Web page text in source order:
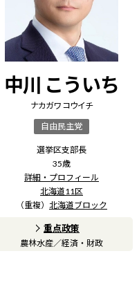
中川 こういち
ナカガワ コウイチ
自由民主党
選挙区支部長
35歳
詳細・プロフィール
北海道11区
（重複） 北海道ブロック
重点政策
農林水産／経済・財政